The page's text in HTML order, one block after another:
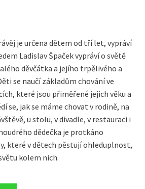
je určena dětem od tří let, vypráví
Ladislav Špaček vypráví o světě
děvčátka a jejího trpělivého a
se naučí základům chování ve
které jsou přiměřené jejich věku a
se, jak se máme chovat v rodině, na
u stolu, v divadle, v restauraci i
dědečka je protkáno
které v dětech pěstují ohleduplnost,
kolem nich.